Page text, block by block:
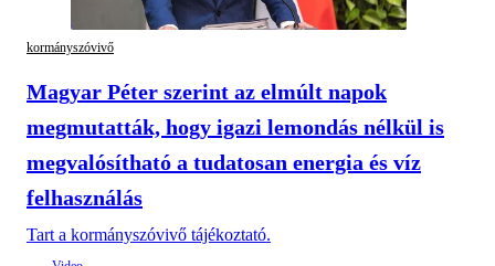
kormányszóvivő
Magyar Péter szerint az elmúlt napok
megmutatták, hogy igazi lemondás nélkül is
megvalósítható a tudatosan energia és víz
felhasználás
Tart a kormányszóvivő tájékoztató.